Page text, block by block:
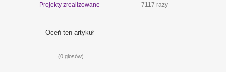
Projekty zrealizowane 7117 razy
Oceń ten artykuł
(0 głosów)